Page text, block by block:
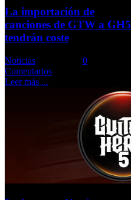
La importación de
canciones de GTW a GH5
tendrán coste
Noticias
0
Comentarios
Leer más ...